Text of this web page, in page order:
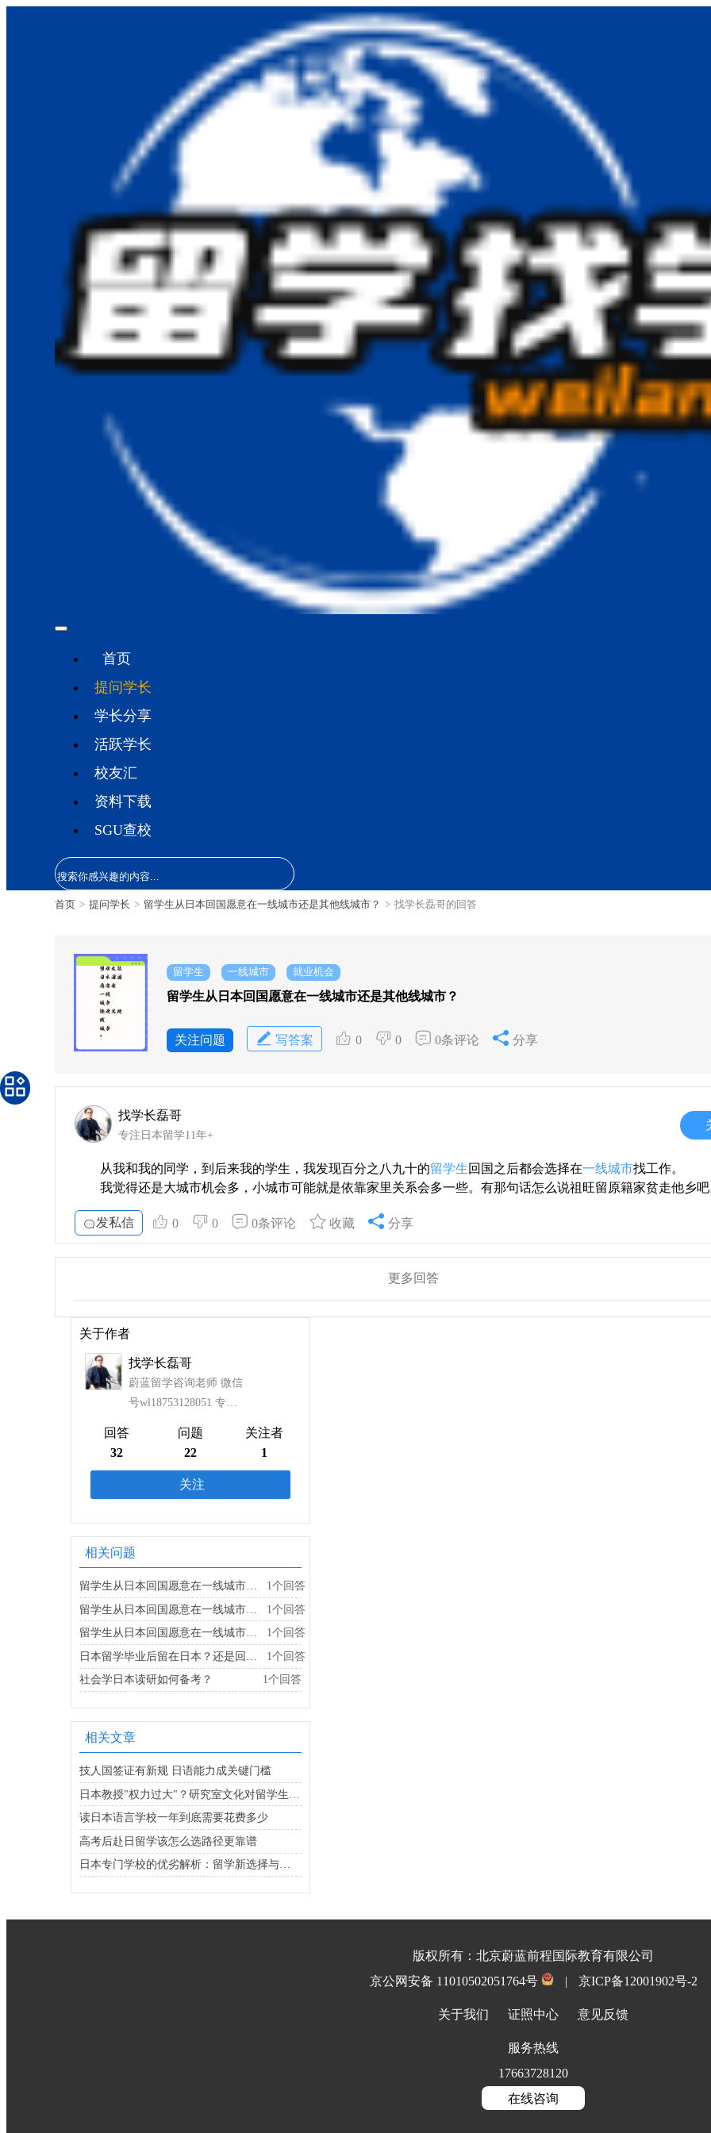
首页
提问学长
学长分享
活跃学长
校友汇
资料下载
SGU查校
首页 > 提问学长 > 留学生从日本回国愿意在一线城市还是其他线城市？ > 找学长磊哥的回答
留学生 一线城市 就业机会
留学生从日本回国愿意在一线城市还是其他线城市？
关注问题 写答案 0 0 0条评论 分享
找学长磊哥
专注日本留学11年+
从我和我的同学，到后来我的学生，我发现百分之八九十的留学生回国之后都会选择在一线城市找工作。
我觉得还是大城市机会多，小城市可能就是依靠家里关系会多一些。有那句话怎么说祖旺留原籍家贫走他乡
发私信 0 0 0条评论 收藏 分享
更多回答
关于作者
找学长磊哥
蔚蓝留学咨询老师 微信
号wl18753128051 专注
本大学社会学修士
回答
32
问题
22
关注者
1
关注
相关问题
1个回答
1个回答
留学生从日本回国愿意在一线城市还是其他线城市？
1个回答
1个回答
社会学日本读研如何备考？
1个回答
相关文章
技人国签证有新规 日语能力成关键门槛
读日本语言学校一年到底需要花费多少
高考后赴日留学该怎么选路径更靠谱
日本专门学校的优劣解析：留学新选择与职场机会
版权所有：北京蔚蓝前程国际教育有限公司
京公网安备 11010502051764号
| 京ICP备12001902号-2
关于我们 证照中心 意见反馈
服务热线
17663728120
在线咨询